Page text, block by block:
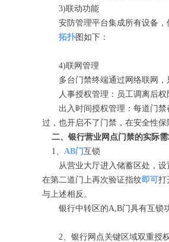
3)联动功能
安防管理平台集成所有设备，使
拓扑图如下：
4)联网管理
多台门禁终端通过网络联网，
人事授权管理：员工调离后权
出入时间授权管理：每道门禁
过，也开启不了门禁，在安全性
二、银行营业网点门禁的实际
1、 AB门互锁
从营业大厅进入储蓄区处，设
在第二道门上再次验证指纹即可打
与上述相反。
银行中转区的A,B门具有互锁功
2、银行网点关键区域双重授